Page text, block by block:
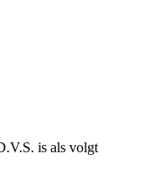
is als volgt